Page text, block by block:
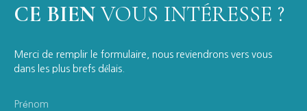
CE BIEN VOUS INTÉRESSE ?
Merci de remplir le formulaire, nous reviendrons vers vous
dans les plus brefs délais.
Prénom